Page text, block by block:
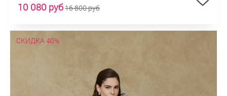
10 080 руб16 800 руб
СКИДКА 40%